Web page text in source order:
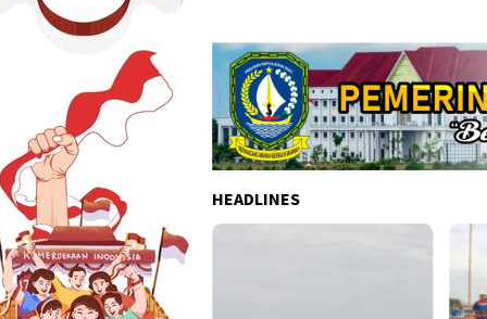
HEADLINES